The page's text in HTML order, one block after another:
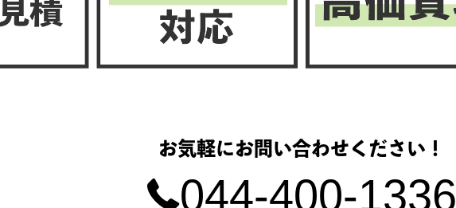
お気軽にお問い合わせください！
044-400-1336